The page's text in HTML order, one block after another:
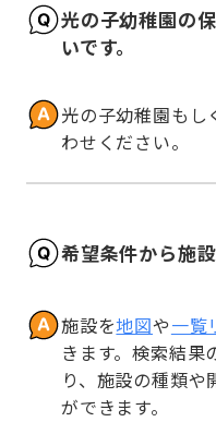
光の子幼稚園の
いです。
光の子幼稚園もし
わせください。
希望条件から施
施設を地図や一覧
きます。検索結果
り、施設の種類や
ができます。